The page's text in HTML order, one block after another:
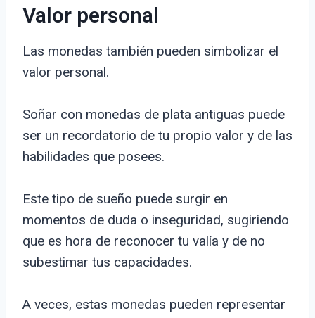
Valor personal
Las monedas también pueden simbolizar el
valor personal.
Soñar con monedas de plata antiguas puede
ser un recordatorio de tu propio valor y de las
habilidades que posees.
Este tipo de sueño puede surgir en
momentos de duda o inseguridad, sugiriendo
que es hora de reconocer tu valía y de no
subestimar tus capacidades.
A veces, estas monedas pueden representar